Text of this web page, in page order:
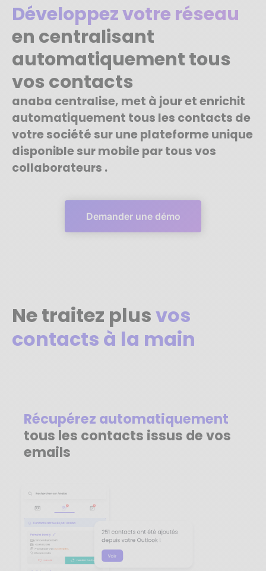
Développez votre réseau
en centralisant
automatiquement tous
vos contacts
anaba centralise, met à jour et enrichit
automatiquement tous les contacts de
votre société sur une plateforme unique
disponible sur mobile par tous vos
collaborateurs .
Demander une démo
Ne traitez plusvos
contacts à la main
Récupérez automatiquement
tous les contacts issus de vos
emails